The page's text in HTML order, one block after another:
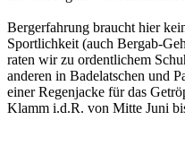
Bergerfahrung braucht hier
Sportlichkeit (auch Bergab-
raten wir zu ordentlichem
anderen in Badelatschen und
einer Regenjacke für das
Klamm i.d.R. von Mitte Juni